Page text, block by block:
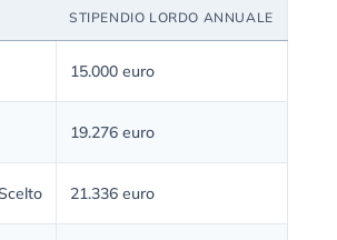
STIPENDIO LORDO ANNUALE
15.000 euro
19.276 euro
21.336 euro